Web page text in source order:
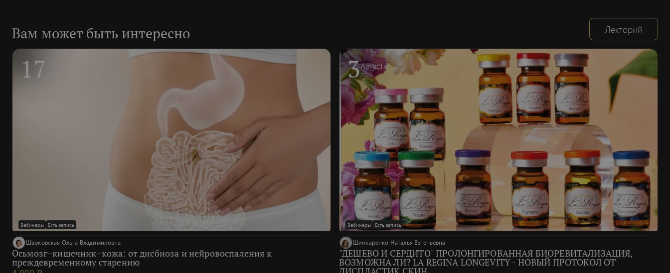
Вам может быть интересно Лекторий
17
Вебинары Есть запись
Шарковская Ольга Владимировна
Осьмозг–кишечник–кожа: от дисбиоза и нейровоспаления к
преждевременному старению
3Августа
2026
Вебинары Есть запись
Шинкаренко Наталья Евгеньевна
"ДЕШЕВО И СЕРДИТО" ПРОЛОНГИРОВАННАЯ БИОРЕВИТАЛИЗАЦИЯ,
ВОЗМОЖНА ЛИ? LA REGINA LONGEVITY - НОВЫЙ ПРОТОКОЛ ОТ